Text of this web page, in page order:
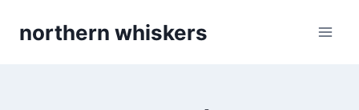
northern whiskers